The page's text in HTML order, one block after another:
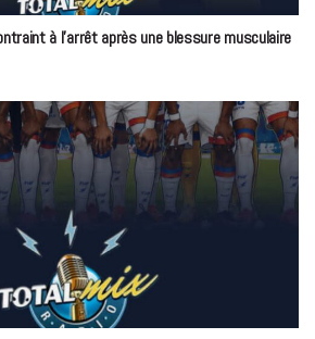
à l’arrêt après une blessure musculaire